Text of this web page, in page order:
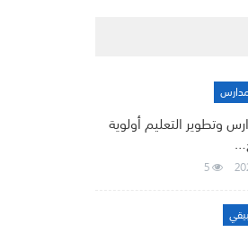
وتطوير التعليم أولوية
5